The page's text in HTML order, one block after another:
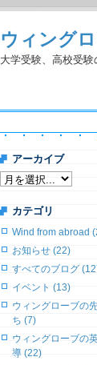
ウィング
大学受験、高校受験
アーカイブ
カテゴリ
Wind from abroad
お知らせ (22)
すべてのブログ
イベント (13)
ウィングローブの
ち (7)
ウィングローブの
導 (22)